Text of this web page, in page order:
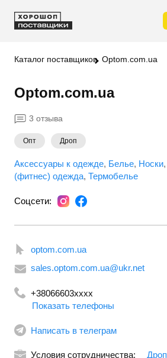
Каталог поставщиков Optom.com.ua
Optom.com.ua
3 отзыва
Опт Дроп
Аксессуары к одежде Белье Носки
(фитнес) одежда Термобелье
Соцсети:
optom.com.ua
sales.optom.com.ua@ukr.net
+38066603xxxx
+380975363787
+380639736003
Показать телефоны
Написать в телеграм
Условия сотрудничества: Дроп